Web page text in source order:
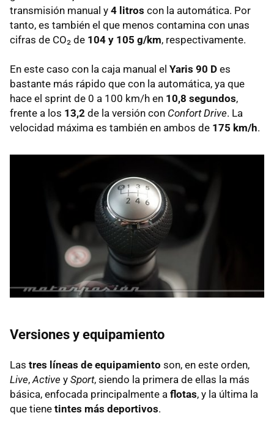
transmisión manual y 4 litros con la automática. Por
tanto, es también el que menos contamina con unas
cifras de CO₂ de 104 y 105 g/km, respectivamente.
En este caso con la caja manual el Yaris 90 D es
bastante más rápido que con la automática, ya que
hace el sprint de 0 a 100 km/h en 10,8 segundos,
frente a los 13,2 de la versión con Confort Drive. La
velocidad máxima es también en ambos de 175 km/h.
Versiones y equipamiento
Las tres líneas de equipamiento son, en este orden,
Live, Active y Sport, siendo la primera de ellas la más
básica, enfocada principalmente a flotas, y la última la
que tiene tintes más deportivos.